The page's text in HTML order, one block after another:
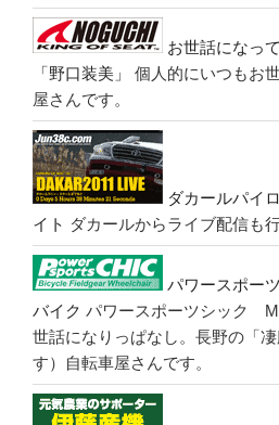
お世話になっ
「野口装美」
個人的にいつもお
屋さんです。
ダカールパイ
イト ダカールからライブ配信も
パワースポー
バイク パワースポーツシック
世話になりっぱなし。長野の「
す）自転車屋さんです。